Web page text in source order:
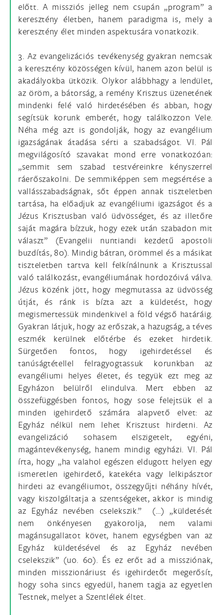
előtt. A missziós jelleg nem csupán „program” a
keresztény életben, hanem paradigma is, mely a
keresztény élet minden aspektusára vonatkozik.
3. Az evangelizációs tevékenység gyakran nemcsak
a keresztény közösségen kívül, hanem azon belül is
akadályokba ütközik. Olykor alábbhagy a lendület,
az öröm, a bátorság, a remény Krisztus üzenetének
mindenki felé való hirdetésében és abban, hogy
segítsük korunk emberét, hogy találkozzon Vele.
Néha még azt is gondolják, hogy az evangélium
igazságának átadása sérti a szabadságot. VI. Pál
megvilágosító szavakat mond erre vonatkozóan:
„semmit sem szabad testvéreinkre kényszerrel
ráerőszakolni. De semmiképpen sem megsértése a
vallásszabadságnak, sőt éppen annak tiszteletben
tartása, ha előadjuk az evangéliumi igazságot és a
Jézus Krisztusban való üdvösséget, és az illetőre
saját magára bízzuk, hogy ezek után szabadon mit
választ” (Evangelii nuntiandi kezdetű apostoli
buzdítás, 80). Mindig bátran, örömmel és a másikat
tiszteletben tartva kell felkínálnunk a Krisztussal
való találkozást, evangéliumának hordozóivá válva.
Jézus közénk jött, hogy megmutassa az üdvösség
útját, és ránk is bízta azt a küldetést, hogy
megismertessük mindenkivel a föld végső határáig.
Gyakran látjuk, hogy az erőszak, a hazugság, a téves
eszmék kerülnek előtérbe és ezeket hirdetik.
Sürgetően fontos, hogy igehirdetéssel és
tanúságtétellel felragyogtassuk korunkban az
evangéliumi helyes életet, és tegyük ezt meg az
Egyházon belülről elindulva. Mert ebben az
összefüggésben fontos, hogy sose felejtsük el a
minden igehirdető számára alapvető elvet: az
Egyház nélkül nem lehet Krisztust hirdetni. Az
evangelizáció sohasem elszigetelt, egyéni,
magántevékenység, hanem mindig egyházi. VI. Pál
írta, hogy „ha valahol egészen eldugott helyen egy
ismeretlen igehirdető, katekéta vagy lelkipásztor
hirdeti az evangéliumot, összegyűjti néhány hívét,
vagy kiszolgáltatja a szentségeket, akkor is mindig
az Egyház nevében cselekszik.” (…) „küldetését
nem önkényesen gyakorolja, nem valami
magánsugallatot követ, hanem egységben van az
Egyház küldetésével és az Egyház nevében
cselekszik” (uo. 60). És ez erőt ad a missziónak,
minden misszionáriust és igehirdetőt megerősít,
hogy soha sincs egyedül, hanem tagja az egyetlen
Testnek, melyet a Szentlélek éltet.